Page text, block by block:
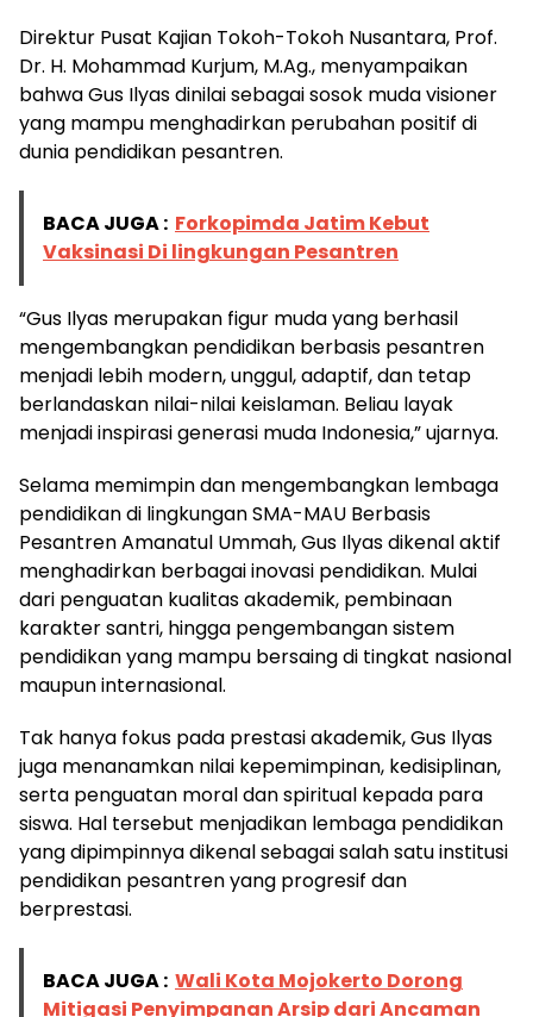
Direktur Pusat Kajian Tokoh-Tokoh Nusantara, Prof.
Dr. H. Mohammad Kurjum, M.Ag., menyampaikan
bahwa Gus Ilyas dinilai sebagai sosok muda visioner
yang mampu menghadirkan perubahan positif di
dunia pendidikan pesantren.
BACA JUGA : Forkopimda Jatim Kebut
Vaksinasi Di lingkungan Pesantren
“Gus Ilyas merupakan figur muda yang berhasil
mengembangkan pendidikan berbasis pesantren
menjadi lebih modern, unggul, adaptif, dan tetap
berlandaskan nilai-nilai keislaman. Beliau layak
menjadi inspirasi generasi muda Indonesia,” ujarnya.
Selama memimpin dan mengembangkan lembaga
pendidikan di lingkungan SMA-MAU Berbasis
Pesantren Amanatul Ummah, Gus Ilyas dikenal aktif
menghadirkan berbagai inovasi pendidikan. Mulai
dari penguatan kualitas akademik, pembinaan
karakter santri, hingga pengembangan sistem
pendidikan yang mampu bersaing di tingkat nasional
maupun internasional.
Tak hanya fokus pada prestasi akademik, Gus Ilyas
juga menanamkan nilai kepemimpinan, kedisiplinan,
serta penguatan moral dan spiritual kepada para
siswa. Hal tersebut menjadikan lembaga pendidikan
yang dipimpinnya dikenal sebagai salah satu institusi
pendidikan pesantren yang progresif dan
berprestasi.
BACA JUGA : Wali Kota Mojokerto Dorong
Mitigasi Penyimpanan Arsip dari Ancaman